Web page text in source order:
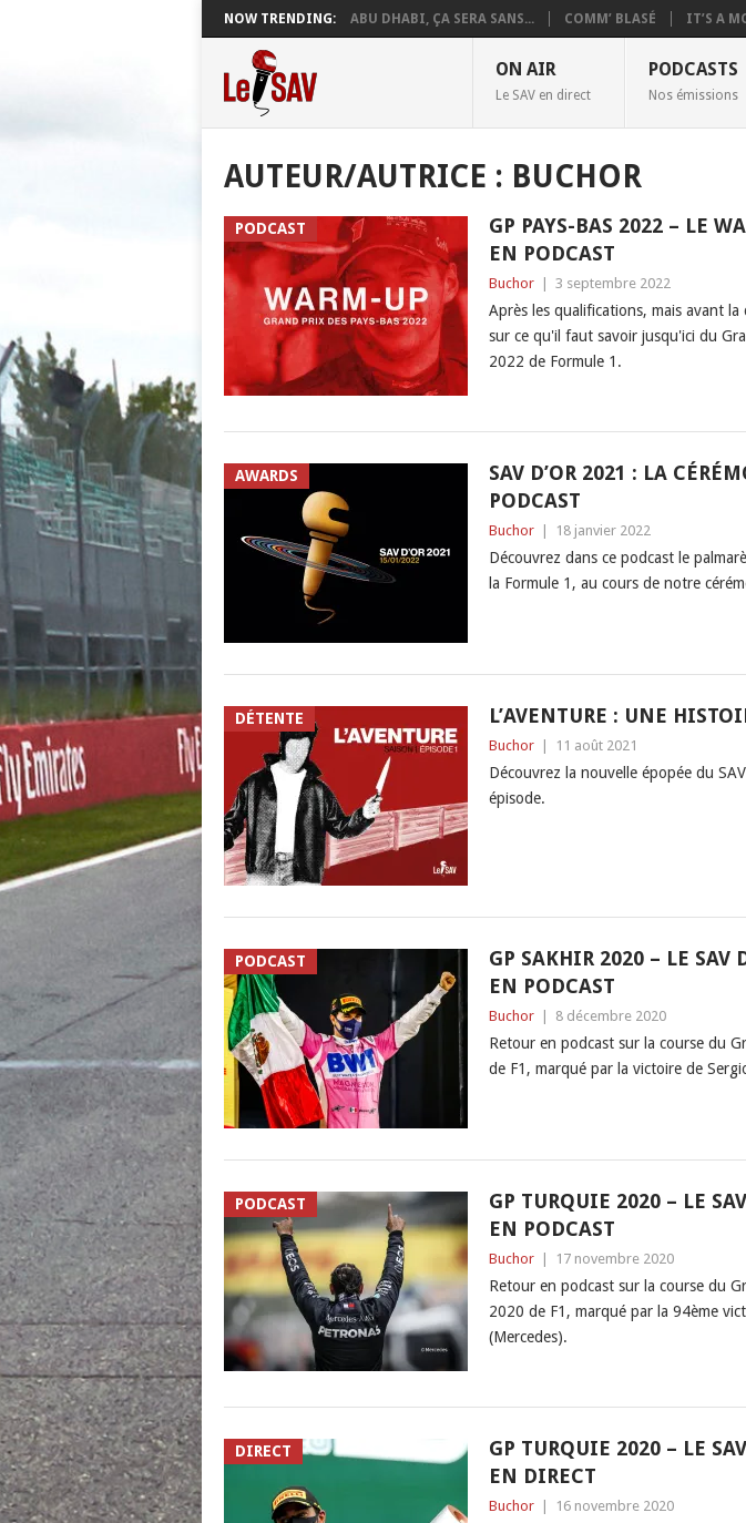
NOW TRENDING: ABU DHABI, ÇA SERA SANS... COMM’ BLASÉ IT’S A
ON AIR
Le SAV en direct
PODCASTS
Nos émissions
AUTEUR/AUTRICE : BUCHOR
PODCAST
GP PAYS-BAS 2022 – LE
EN PODCAST
Buchor 3 septembre 2022
Après les qualifications, mais avant la
sur ce qu'il faut savoir jusqu'ici du
2022 de Formule 1.
AWARDS
SAV D’OR 2021 : LA
PODCAST
Buchor 18 janvier 2022
Découvrez dans ce podcast le
la Formule 1, au cours de notre
DÉTENTE L’AVENTURE : UNE
Buchor 11 août 2021
Découvrez la nouvelle épopée du
épisode.
PODCAST
GP SAKHIR 2020 – LE SAV
EN PODCAST
Buchor 8 décembre 2020
Retour en podcast sur la course du
de F1, marqué par la victoire de
PODCAST
GP TURQUIE 2020 – LE
EN PODCAST
Buchor 17 novembre 2020
Retour en podcast sur la course du
2020 de F1, marqué par la 94ème
(Mercedes).
DIRECT
GP TURQUIE 2020 – LE
EN DIRECT
Buchor 16 novembre 2020